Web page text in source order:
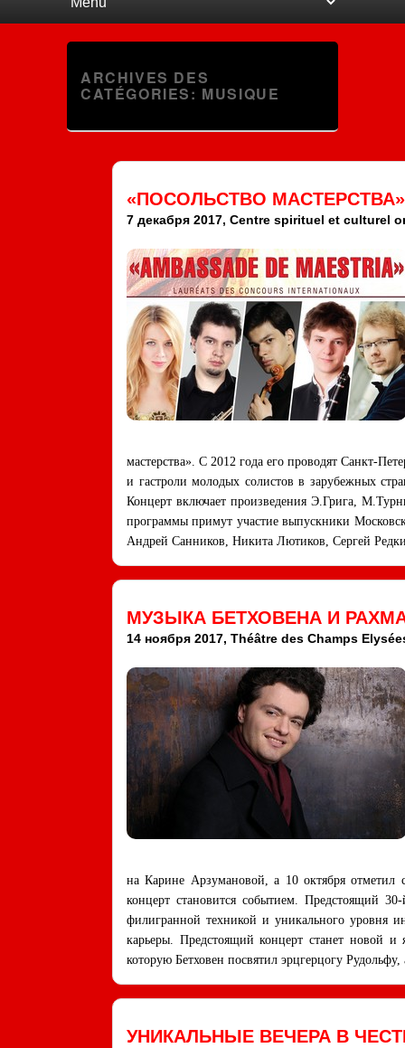
ARCHIVES DES
CATÉGORIES: MUSIQUE
«ПОСОЛЬСТВО
7 декабря 2017, Centre spirituel et culturel
мастерства». С 2012 года его проводят Санкт-
и гастроли молодых солистов в зарубежных
Концерт включает произведения Э.Грига,
программы примут участие выпускники
Андрей Санников, Никита Лютиков, Сергей
МУЗЫКА БЕТХОВЕНА И
14 ноября 2017, Théâtre des Champs
на Карине Арзумановой, а 10 октября отметил
концерт становится событием. Предстоящий
филигранной техникой и уникального уровня
карьеры. Предстоящий концерт станет новой
которую Бетховен посвятил эрцгерцогу
УНИКАЛЬНЫЕ ВЕЧЕРА В